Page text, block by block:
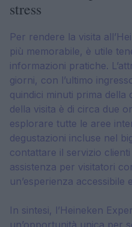
stress
Per rendere la visita
più memorabile, è utile
informazioni pratiche.
giorni, con l’ultimo
quindici minuti prima della
della visita è di circa due
esplorare tutte le aree
degustazioni incluse nel
contattare il servizio
assistenza per visitatori
un’esperienza accessibile
In sintesi, l’Heineken
un’opportunità unica per